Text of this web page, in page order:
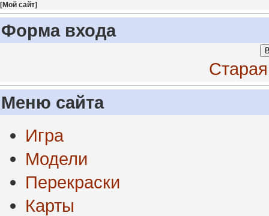
[Мой сайт]
Форма входа
Меню сайта
Игра
Модели
Перекраски
Карты